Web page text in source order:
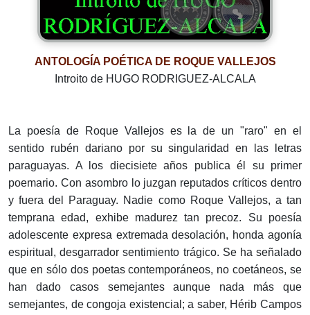
ANTOLOGÍA POÉTICA DE ROQUE VALLEJOS
Introito de HUGO RODRIGUEZ-ALCALA
La poesía de Roque Vallejos es la de un "raro" en el
sentido rubén dariano por su singularidad en las letras
paraguayas. A los diecisiete años publica él su primer
poemario. Con asombro lo juzgan reputados críticos dentro
y fuera del Paraguay. Nadie como Roque Vallejos, a tan
temprana edad, exhibe madurez tan precoz. Su poesía
adolescente expresa extremada desolación, honda agonía
espiritual, desgarrador sentimiento trágico. Se ha señalado
que en sólo dos poetas contemporáneos, no coetáneos, se
han dado casos semejantes aunque nada más que
semejantes, de congoja existencial; a saber, Hérib Campos